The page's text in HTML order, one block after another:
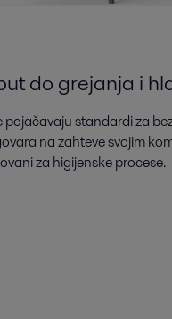
do grejanja i
pojačavaju standardi za
na zahteve svojim
za higijenske procese.